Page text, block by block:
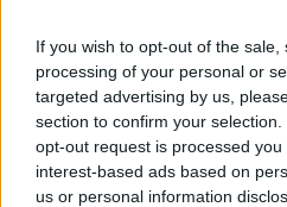
If you wish to opt-out of the
processing of your personal or
targeted advertising by us,
section to confirm your
opt-out request is processed
interest-based ads based on
us or personal information
2023. május 15., hétfő
Könyv az